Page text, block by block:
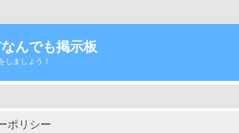
んでも掲示板
しましょう！
ポリシー